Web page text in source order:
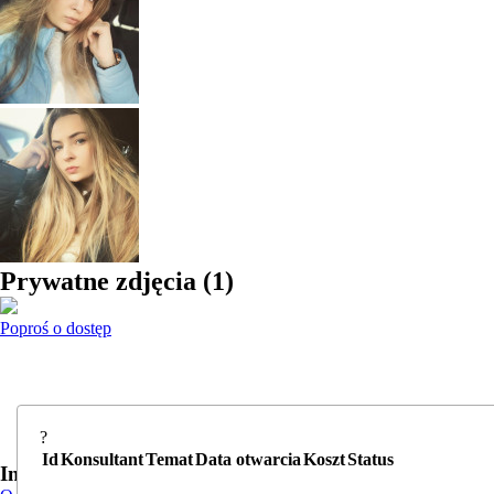
Prywatne zdjęcia (1)
Poproś o dostęp
?
IdKonsultantTematData otwarciaKosztStatus
Informacje